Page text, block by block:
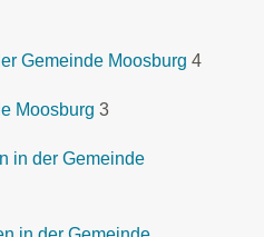
Gemeinde Moosburg 4
Moosburg 3
in der Gemeinde